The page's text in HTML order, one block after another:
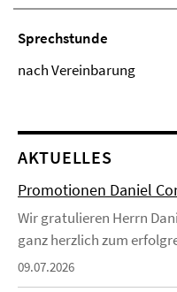
Sprechstunde
nach Vereinbarung
AKTUELLES
Promotionen Daniel
Wir gratulieren Herrn
ganz herzlich zum
09.07.2026